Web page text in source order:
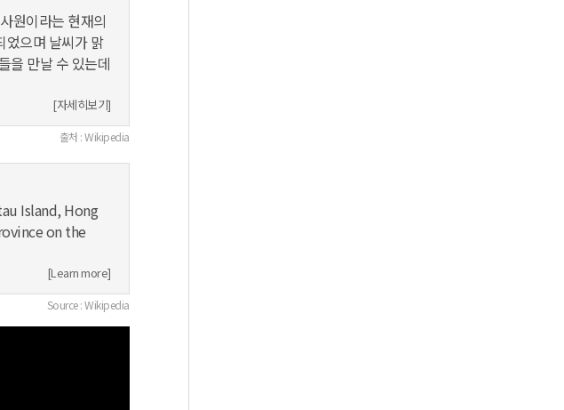
원이라는 현재의
었으며 날씨가 맑
을 만날 수 있는데
[자세히보기]
출처 : Wikipedia
Island, Hong
on the
[Learn more]
Source : Wikipedia